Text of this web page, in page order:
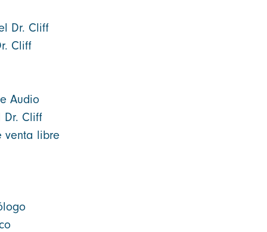
Dr. Cliff
Cliff
Audio
Dr. Cliff
venta libre